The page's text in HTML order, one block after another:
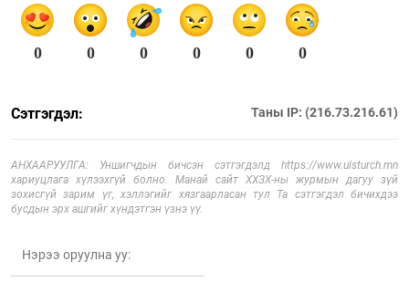
0 0 0 0 0 0
Сэтгэгдэл: Таны IP: (216.73.216.61)
АНХААРУУЛГА: Уншигчдын бичсэн сэтгэгдэлд https://www.ulsturch.mn
хариуцлага хүлээхгүй болно. Манай сайт ХХЗХ-ны журмын дагуу зүй
зохисгүй зарим үг, хэллэгийг хязгаарласан тул Та сэтгэгдэл бичихдээ
бусдын эрх ашгийг хүндэтгэн үзнэ үү.